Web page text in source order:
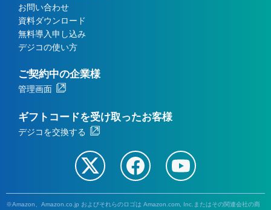
お問い合わせ
資料ダウンロード
無料導入申し込み
デジコの使い方
ご契約中の企業様
管理画面
ギフトコードを受け取ったお客様
デジコを交換する
Amazon、Amazon.co.jp およびそれらのロゴは Amazon.com, Inc.またはその関連会社の商